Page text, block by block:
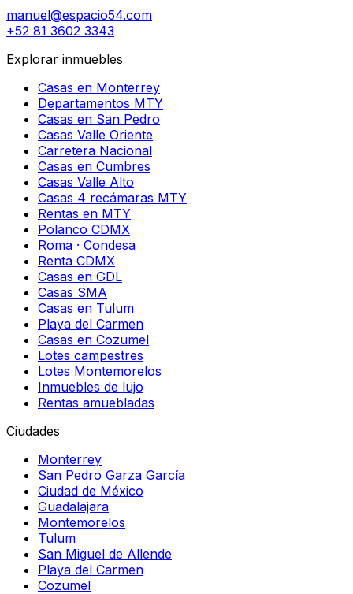
manuel@espacio54.com
+52 81 3602 3343
Explorar inmuebles
Casas en Monterrey
Departamentos MTY
Casas en San Pedro
Casas Valle Oriente
Carretera Nacional
Casas en Cumbres
Casas Valle Alto
Casas 4 recámaras MTY
Rentas en MTY
Polanco CDMX
Roma · Condesa
Renta CDMX
Casas en GDL
Casas SMA
Casas en Tulum
Playa del Carmen
Casas en Cozumel
Lotes campestres
Lotes Montemorelos
Inmuebles de lujo
Rentas amuebladas
Ciudades
Monterrey
San Pedro Garza García
Ciudad de México
Guadalajara
Montemorelos
Tulum
San Miguel de Allende
Playa del Carmen
Cozumel